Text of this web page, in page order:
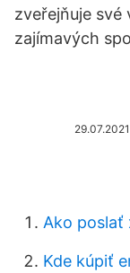
zveřejňuje své
zajímavých
29.07.2021
Ako poslať
Kde kúpiť